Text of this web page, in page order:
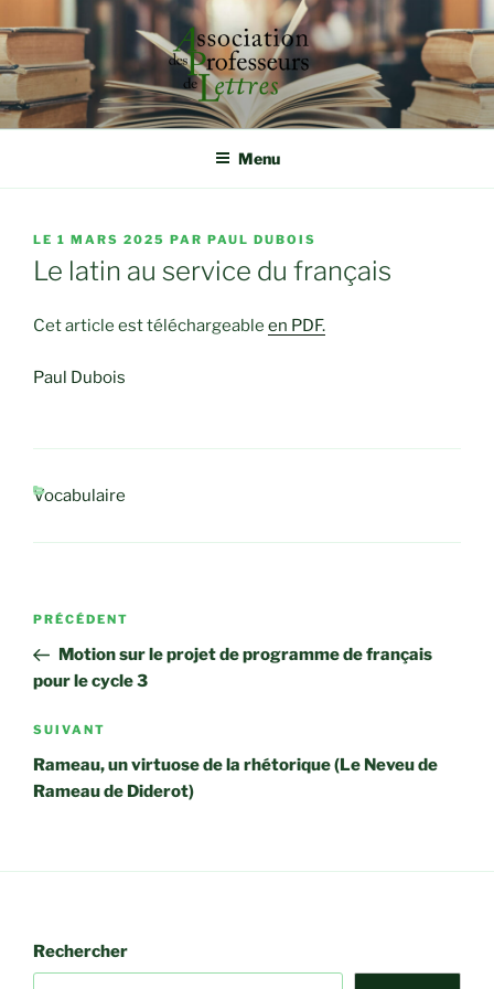
au
contenu
principal
ASSOCIATION DES
PROFESSEURS DE LETTRES
Rassembler, étudier et défendre autour de la qualité
Menu
LE PUBLIÉ
LE
1 MARS 2025 PAR PAUL DUBOIS
Le latin au service du français
Cet article est téléchargeable en PDF.
Paul Dubois
CATÉGORIES
Vocabulaire
Navigation
l’article
Article
précédent
PRÉCÉDENT
Motion sur le projet de programme de français
pour le cycle 3
Article
suivant
SUIVANT
Rameau, un virtuose de la rhétorique (Le Neveu de
Rameau de Diderot)
Rechercher